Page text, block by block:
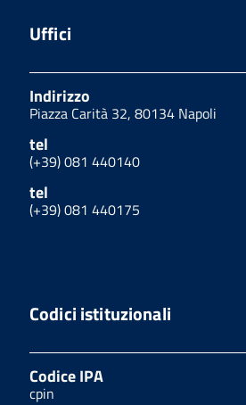
Uffici
Indirizzo
Piazza Carità 32, 80134 Napoli
tel
(+39) 081 440140
tel
(+39) 081 440175
Codici istituzionali
Codice IPA
cpin